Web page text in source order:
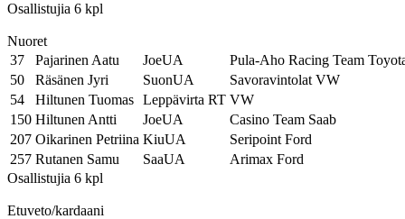
Osallistujia 6 kpl
Nuoret
37
Pajarinen Aatu JoeUA
Pula-Aho Racing Team
50
Räsänen Jyri SuonUA
Savoravintolat VW
54
Hiltunen Tuomas Leppävirta RT VW
150 Hiltunen Antti JoeUA
Casino Team Saab
207 Oikarinen Petriina KiuUA
Seripoint Ford
257 Rutanen Samu SaaUA
Arimax Ford
Osallistujia 6 kpl
Etuveto/kardaani